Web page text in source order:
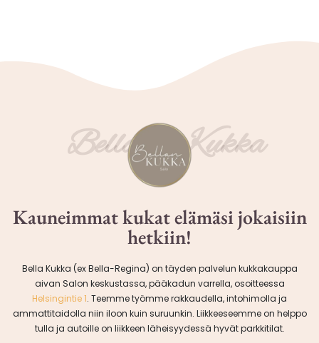
Bellan Kukka
Kauneimmat kukat elämäsi jokaisiin
hetkiin!
Bella Kukka (ex Bella-Regina) on täyden palvelun kukkakauppa
aivan Salon keskustassa, pääkadun varrella, osoitteessa
Helsingintie 1. Teemme työmme rakkaudella, intohimolla ja
ammattitaidolla niin iloon kuin suruunkin. Liikkeeseemme on helppo
tulla ja autoille on liikkeen läheisyydessä hyvät parkkitilat.